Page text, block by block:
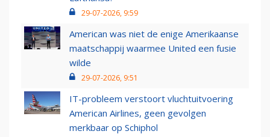
29-07-2026, 9:59
American was niet de enige Amerikaanse
maatschappij waarmee United een fusie
wilde
29-07-2026, 9:51
IT-probleem verstoort vluchtuitvoering
American Airlines, geen gevolgen
merkbaar op Schiphol